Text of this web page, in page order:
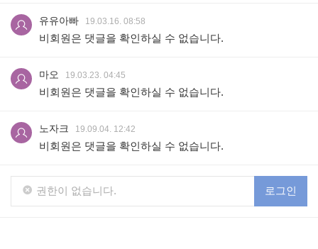
유유아빠 19.03.16. 08:58
비회원은 댓글을 확인하실 수 없습니다.
마오 19.03.23. 04:45
비회원은 댓글을 확인하실 수 없습니다.
노자크 19.09.04. 12:42
비회원은 댓글을 확인하실 수 없습니다.
권한이 없습니다. 로그인